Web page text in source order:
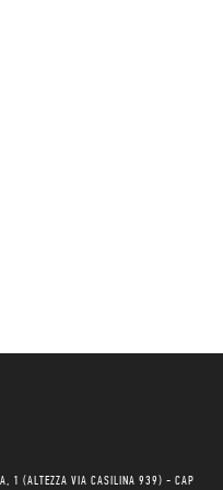
1 (ALTEZZA VIA CASILINA 939) - CAP